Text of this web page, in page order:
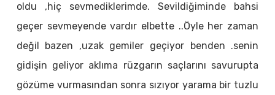
oldu ,hiç sevmediklerimde. Sevildiğiminde bahsi
geçer sevmeyende vardır elbette ..Öyle her zaman
değil bazen ,uzak gemiler geçiyor benden .senin
gidişin geliyor aklıma rüzgarın saçlarını savurupta
gözüme vurmasından sonra sızıyor yarama bir tuzlu